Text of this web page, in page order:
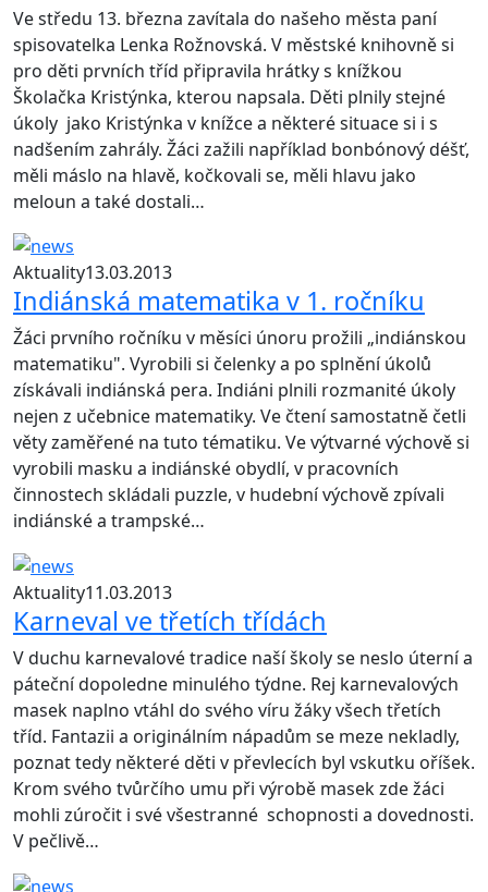
Ve středu 13. března zavítala do našeho města paní
spisovatelka Lenka Rožnovská. V městské knihovně si
pro děti prvních tříd připravila hrátky s knížkou
Školačka Kristýnka, kterou napsala. Děti plnily stejné
úkoly jako Kristýnka v knížce a některé situace si i s
nadšením zahrály. Žáci zažili například bonbónový déšť,
měli máslo na hlavě, kočkovali se, měli hlavu jako
meloun a také dostali…
Aktuality13.03.2013
Indiánská matematika v 1. ročníku
Žáci prvního ročníku v měsíci únoru prožili „indiánskou
matematiku". Vyrobili si čelenky a po splnění úkolů
získávali indiánská pera. Indiáni plnili rozmanité úkoly
nejen z učebnice matematiky. Ve čtení samostatně četli
věty zaměřené na tuto tématiku. Ve výtvarné výchově si
vyrobili masku a indiánské obydlí, v pracovních
činnostech skládali puzzle, v hudební výchově zpívali
indiánské a trampské…
Aktuality11.03.2013
Karneval ve třetích třídách
V duchu karnevalové tradice naší školy se neslo úterní a
páteční dopoledne minulého týdne. Rej karnevalových
masek naplno vtáhl do svého víru žáky všech třetích
tříd. Fantazii a originálním nápadům se meze nekladly,
poznat tedy některé děti v převlecích byl vskutku oříšek.
Krom svého tvůrčího umu při výrobě masek zde žáci
mohli zúročit i své všestranné schopnosti a dovednosti.
V pečlivě…